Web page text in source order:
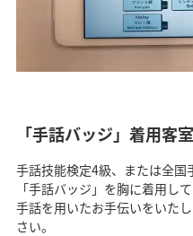
「手話バッジ」着用客
手話技能検定4級、または全
「手話バッジ」を胸に着用して
手話を用いたお手伝いをいた
さい。